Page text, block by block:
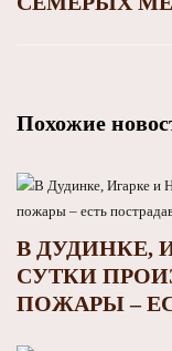
Похожие
В ДУДИНКЕ,
СУТКИ
ПОЖАРЫ –